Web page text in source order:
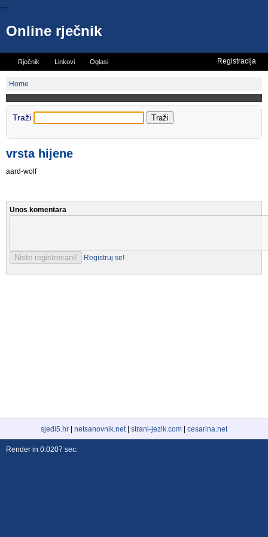
...
Online rječnik
Rječnik Linkovi Oglasi Registracija
Home
Traži
vrsta hijene
aard-wolf
Unos komentara
Registruj se!
sjedi5.hr netsanovnik.net| strani-jezik.com cesarina.net
Render in 0.0207 sec.